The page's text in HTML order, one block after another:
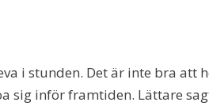
i stunden. Det är inte bra att
sig inför framtiden. Lättare